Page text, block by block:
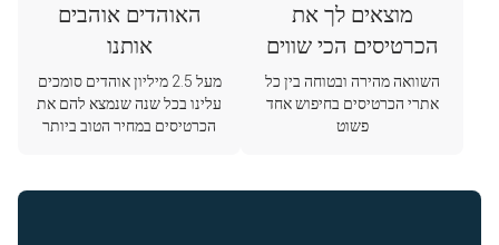
מוצאים לך את
הכרטיסים הכי שווים
השוואה מהירה ובטוחה בין כל
אתרי הכרטיסים בחיפוש אחד
פשוט
האוהדים אוהבים
אותנו
מעל 2.5 מיליון אוהדים סומכים
עלינו בכל שנה שנמצא להם את
הכרטיסים במחיר הטוב ביותר